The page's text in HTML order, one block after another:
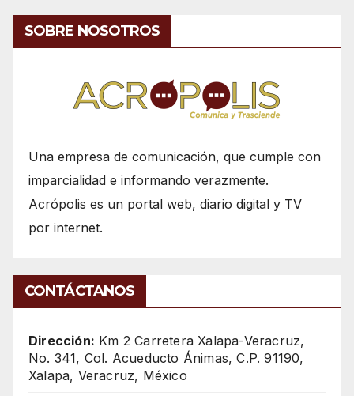
SOBRE NOSOTROS
Una empresa de comunicación, que cumple con
imparcialidad e informando verazmente.
Acrópolis es un portal web, diario digital y TV
por internet.
CONTÁCTANOS
Dirección: Km 2 Carretera Xalapa-Veracruz,
No. 341, Col. Acueducto Ánimas, C.P. 91190,
Xalapa, Veracruz, México